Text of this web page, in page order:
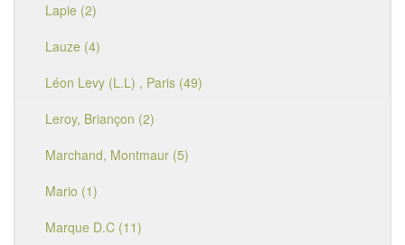
Lapie (2)
Lauze (4)
Léon Levy (L.L) , Paris (49)
Leroy, Briançon (2)
Marchand, Montmaur (5)
Mario (1)
Marque D.C (11)